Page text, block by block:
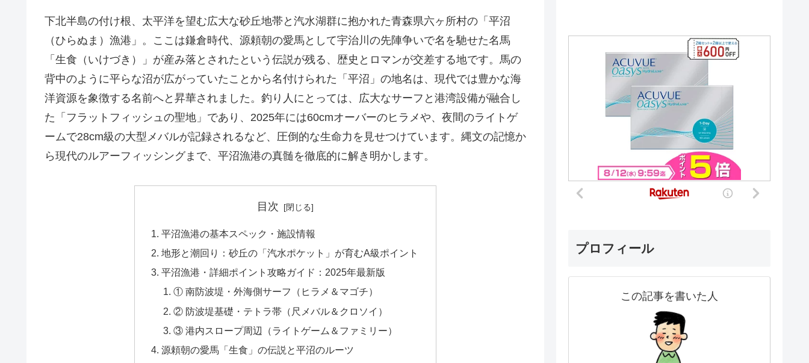
下北半島の付け根、太平洋を望む広大な砂丘地帯と汽水湖群に抱かれた青森県六ヶ所村の「平沼
（ひらぬま）漁港」。ここは鎌倉時代、源頼朝の愛馬として宇治川の先陣争いで名を馳せた名馬
「生食（いけづき）」が産み落とされたという伝説が残る、歴史とロマンが交差する地です。馬の
背中のように平らな沼が広がっていたことから名付けられた「平沼」の地名は、現代では豊かな海
洋資源を象徴する名前へと昇華されました。釣り人にとっては、広大なサーフと港湾設備が融合し
た「フラットフィッシュの聖地」であり、2025年には60cmオーバーのヒラメや、夜間のライトゲ
ームで28cm級の大型メバルが記録されるなど、圧倒的な生命力を見せつけています。縄文の記憶か
ら現代のルアーフィッシングまで、平沼漁港の真髄を徹底的に解き明かします。
目次
平沼漁港の基本スペック・施設情報
地形と潮回り：砂丘の「汽水ポケット」が育むA級ポイント
平沼漁港・詳細ポイント攻略ガイド：2025年最新版
① 南防波堤・外海側サーフ（ヒラメ＆マゴチ）
② 防波堤基礎・テトラ帯（尺メバル＆クロソイ）
③ 港内スロープ周辺（ライトゲーム＆ファミリー）
源頼朝の愛馬「生食」の伝説と平沼のルーツ
プロフィール
この記事を書いた人